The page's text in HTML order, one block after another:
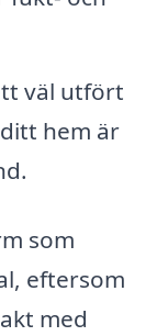
väl utfört
hem är
som
eftersom
med